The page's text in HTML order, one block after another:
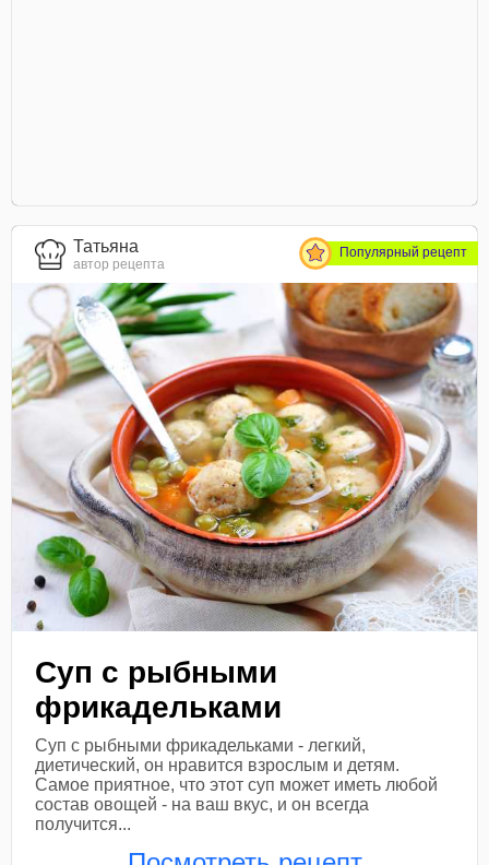
Татьяна
автор рецепта
Популярный рецепт
Суп с рыбными
фрикадельками
Суп с рыбными фрикадельками - легкий,
диетический, он нравится взрослым и детям.
Самое приятное, что этот суп может иметь любой
состав овощей - на ваш вкус, и он всегда
получится...